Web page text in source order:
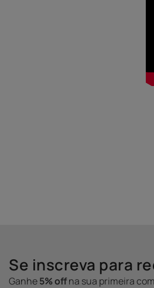
Se inscreva para
Ganhe5% offna sua primeira